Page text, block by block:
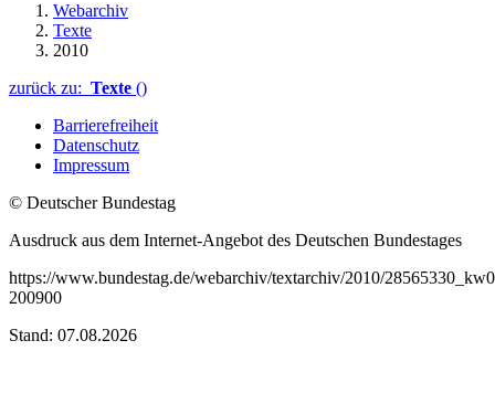
Webarchiv
Texte
2010
zurück zu: Texte ()
Barrierefreiheit
Datenschutz
Impressum
© Deutscher Bundestag
Ausdruck aus dem Internet-Angebot des Deutschen Bundestages
https://www.bundestag.de/webarchiv/textarchiv/2010/
200900
Stand: 07.08.2026